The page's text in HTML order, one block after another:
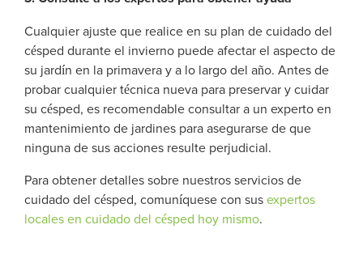
Cualquier ajuste que realice en su plan de cuidado del
césped durante el invierno puede afectar el aspecto de
su jardín en la primavera y a lo largo del año. Antes de
probar cualquier técnica nueva para preservar y cuidar
su césped, es recomendable consultar a un experto en
mantenimiento de jardines para asegurarse de que
ninguna de sus acciones resulte perjudicial.
Para obtener detalles sobre nuestros servicios de
cuidado del césped, comuníquese con susexpertos
locales en cuidado del césped hoy mismo.